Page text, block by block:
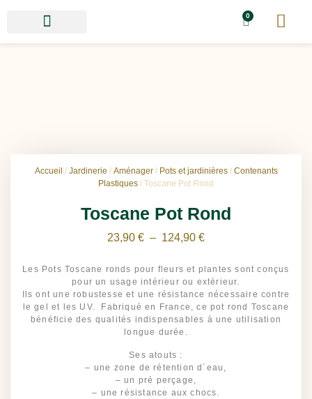
0
Accueil / Jardinerie / Aménager/ Pots et jardinières/ Contenants
Plastiques / Toscane Pot Rond
Toscane Pot Rond
23,90 € – 124,90 €
Les Pots Toscane ronds pour fleurs et plantes sont conçus
pour un usage intérieur ou extérieur.
Ils ont une robustesse et une résistance nécessaire contre
le gel et les UV. Fabriqué en France, ce pot rond Toscane
bénéficie des qualités indispensables à une utilisation
longue durée.
Ses atouts :
– une zone de rétention d´eau,
– un pré perçage,
– une résistance aux chocs.